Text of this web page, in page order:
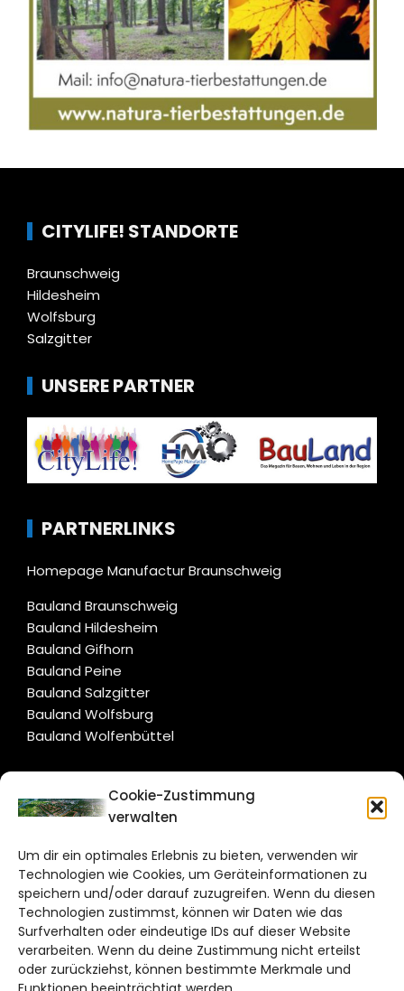
Cookie-Zustimmung
verwalten
Um dir ein optimales Erlebnis zu bieten, verwenden wir
Technologien wie Cookies, um Geräteinformationen zu
speichern und/oder darauf zuzugreifen. Wenn du diesen
Technologien zustimmst, können wir Daten wie das
Surfverhalten oder eindeutige IDs auf dieser Website
verarbeiten. Wenn du deine Zustimmung nicht erteilst
oder zurückziehst, können bestimmte Merkmale und
CITYLIFE! STANDORTE
Braunschweig
Hildesheim
Wolfsburg
Salzgitter
UNSERE PARTNER
PARTNERLINKS
Homepage Manufactur Braunschweig
Bauland Braunschweig
Bauland Hildesheim
Bauland Gifhorn
Bauland Peine
Bauland Salzgitter
Bauland Wolfsburg
Bauland Wolfenbüttel
CITYLIFE!
Bruchtorwall 12
38100 Braunschweig
Telefon: 0531 387220 – 65
DAS STADTMAGAZIN FÜR